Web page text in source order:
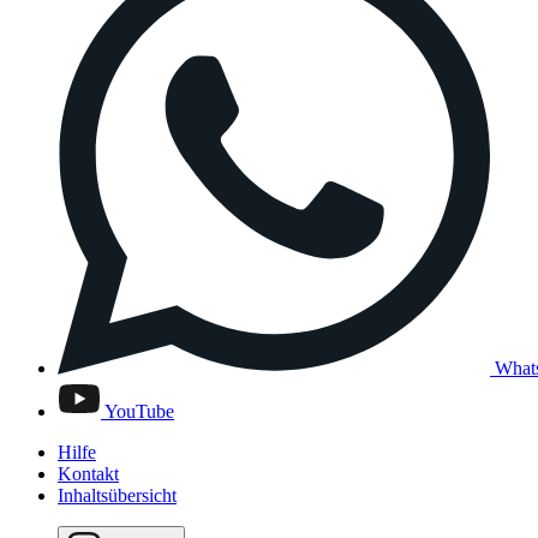
YouTube
Hilfe
Kontakt
Inhaltsübersicht